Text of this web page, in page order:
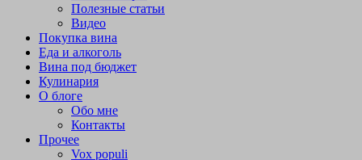
Полезные статьи
Видео
Покупка вина
Еда и алкоголь
Вина под бюджет
Кулинария
О блоге
Обо мне
Контакты
Прочее
Vox populi